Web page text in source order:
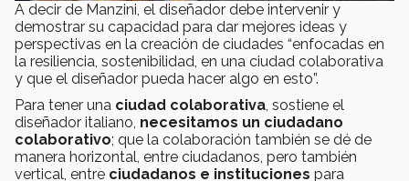
A decir de Manzini, el diseñador debe intervenir y
demostrar su capacidad para dar mejores ideas y
perspectivas en la creación de ciudades “enfocadas en
la resiliencia, sostenibilidad, en una ciudad colaborativa
y que el diseñador pueda hacer algo en esto”.
Para tener una ciudad colaborativa, sostiene el
diseñador italiano, necesitamos un ciudadano
colaborativo; que la colaboración también se dé de
manera horizontal, entre ciudadanos, pero también
vertical, entre ciudadanos e instituciones para